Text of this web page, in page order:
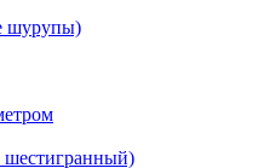
шурупы)